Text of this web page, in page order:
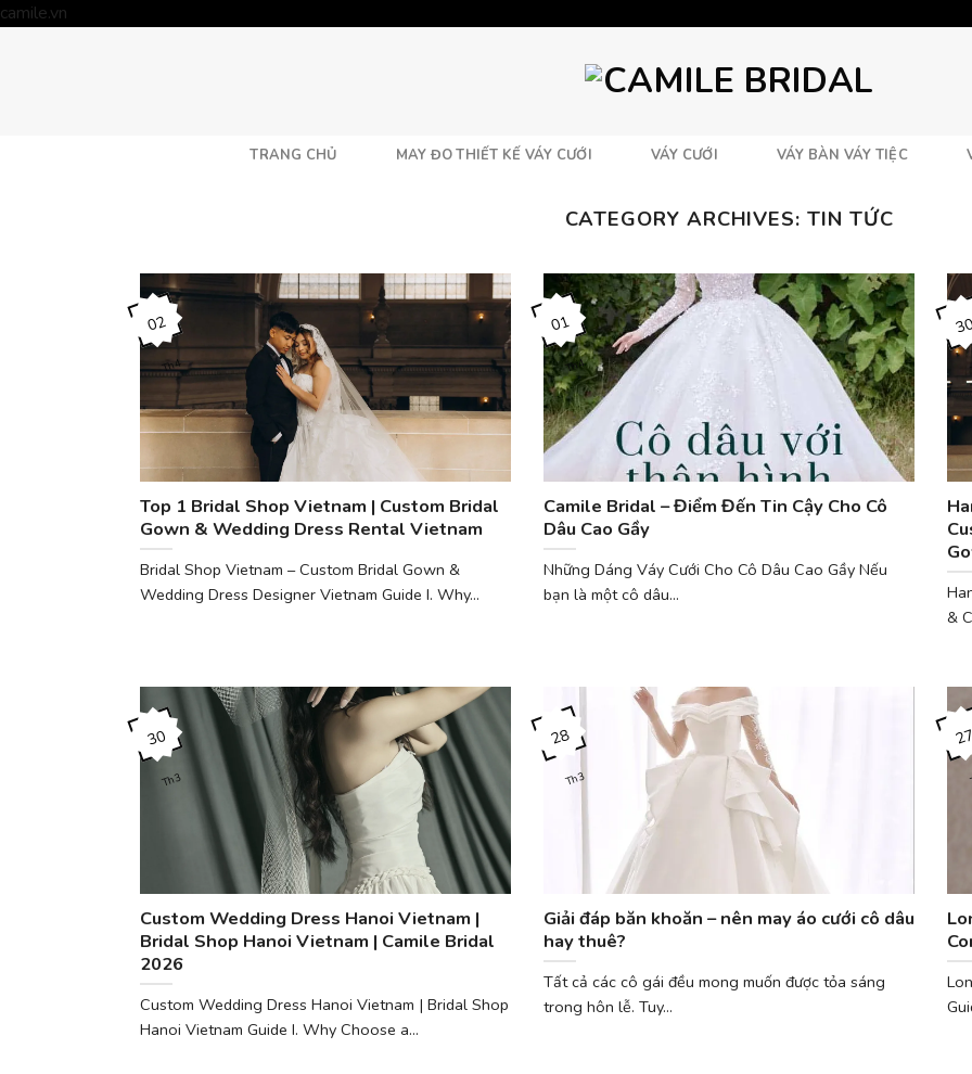
camile.vn
TRANG CHỦ MAY ĐO THIẾT KẾ VÁY CƯỚI VÁY CƯỚI VÁY BÀN VÁY TIỆC
CATEGORY ARCHIVES:TIN TỨC
Top 1 Bridal Shop Vietnam | Custom Bridal
Gown & Wedding Dress Rental Vietnam
Bridal Shop Vietnam – Custom Bridal Gown &
Wedding Dress Designer Vietnam Guide I. Why...
02
Th4
Camile Bridal – Điểm Đến Tin Cậy Cho Cô
Dâu Cao Gầy
Những Dáng Váy Cưới Cho Cô Dâu Cao Gầy Nếu
bạn là một cô dâu...
01
Th4
&
Custom Wedding Dress Hanoi Vietnam |
Bridal Shop Hanoi Vietnam | Camile Bridal
2026
Custom Wedding Dress Hanoi Vietnam | Bridal Shop
Hanoi Vietnam Guide I. Why Choose a...
30
Th3
Giải đáp băn khoăn – nên may áo cưới cô dâu
hay thuê?
Tất cả các cô gái đều mong muốn được tỏa sáng
trong hôn lễ. Tuy...
28
Th3